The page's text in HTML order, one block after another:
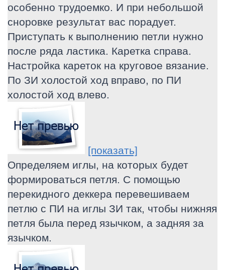
особенно трудоемко. И при небольшой
сноровке результат вас порадует.
Приступать к выполнению петли нужно
после ряда ластика. Каретка справа.
Настройка кареток на круговое вязание.
По ЗИ холостой ход вправо, по ПИ
холостой ход влево.
[показать]
Определяем иглы, на которых будет
формироваться петля. С помощью
перекидного деккера перевешиваем
петлю с ПИ на иглы ЗИ так, чтобы нижняя
петля была перед язычком, а задняя за
язычком.